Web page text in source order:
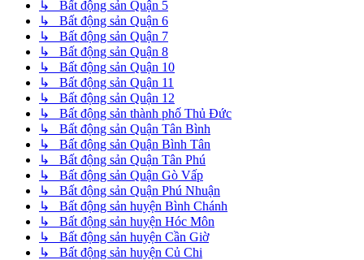
↳ Bất động sản Quận 5
↳ Bất động sản Quận 6
↳ Bất động sản Quận 7
↳ Bất động sản Quận 8
↳ Bất động sản Quận 10
↳ Bất động sản Quận 11
↳ Bất động sản Quận 12
↳ Bất động sản thành phố Thủ Đức
↳ Bất động sản Quận Tân Bình
↳ Bất động sản Quận Bình Tân
↳ Bất động sản Quận Tân Phú
↳ Bất động sản Quận Gò Vấp
↳ Bất động sản Quận Phú Nhuận
↳ Bất động sản huyện Bình Chánh
↳ Bất động sản huyện Hóc Môn
↳ Bất động sản huyện Cần Giờ
↳ Bất động sản huyện Củ Chi